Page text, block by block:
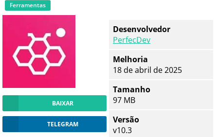
Ferramentas
BAIXAR
TELEGRAM
Desenvolvedor
PerfecDev
Melhoria
18 de abril de 2025
Tamanho
97 MB
Versão
v10.3